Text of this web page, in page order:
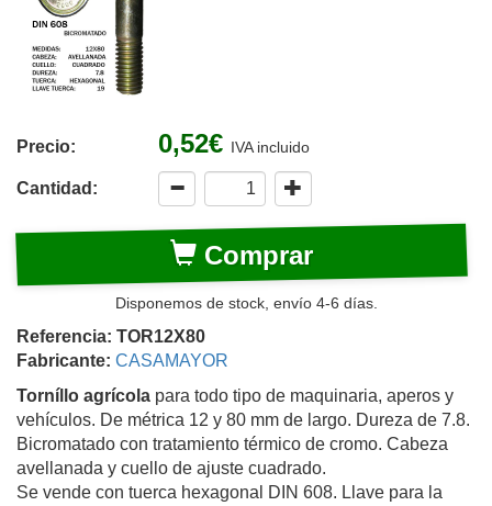
Precio: 0,52€ IVA incluido
Cantidad:
Comprar
Disponemos de stock, envío 4-6 días.
Referencia: TOR12X80
Fabricante: CASAMAYOR
Torníllo agrícola para todo tipo de maquinaria, aperos y
vehículos. De métrica 12 y 80 mm de largo. Dureza de 7.8.
Bicromatado con tratamiento térmico de cromo. Cabeza
avellanada y cuello de ajuste cuadrado.
Se vende con tuerca hexagonal DIN 608. Llave para la